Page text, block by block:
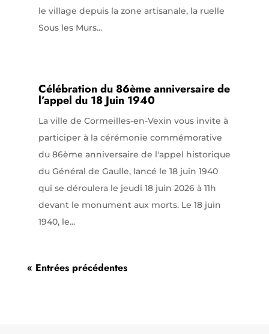
le village depuis la zone artisanale, la ruelle
Sous les Murs...
Célébration du 86ème anniversaire de
l’appel du 18 Juin 1940
La ville de Cormeilles-en-Vexin vous invite à
participer à la cérémonie commémorative
du 86ème anniversaire de l'appel historique
du Général de Gaulle, lancé le 18 juin 1940
qui se déroulera le jeudi 18 juin 2026 à 11h
devant le monument aux morts. Le 18 juin
1940, le...
« Entrées précédentes